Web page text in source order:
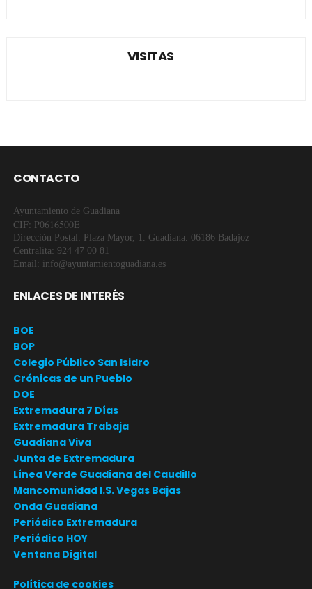
VISITAS
CONTACTO
Ayuntamiento de Guadiana
CIF: P0616500E
Dirección Postal: Plaza Mayor, 1. Guadiana. 06186 Badajoz
Centralita: 924 47 00 81
Email: info@ayuntamientoguadiana.es
ENLACES DE INTERÉS
BOE
BOP
Colegio Público San Isidro
Crónicas de un Pueblo
DOE
Extremadura 7 Días
Extremadura Trabaja
Guadiana Viva
Junta de Extremadura
Línea Verde Guadiana del Caudillo
Mancomunidad I.S. Vegas Bajas
Onda Guadiana
Periódico Extremadura
Periódico HOY
Ventana Digital
Política de cookies